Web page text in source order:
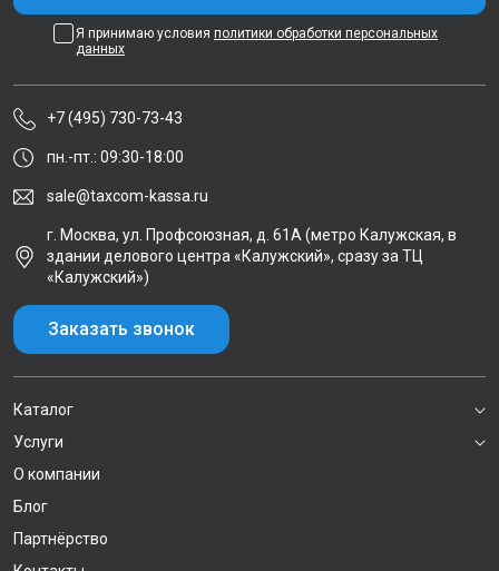
Я принимаю условия политики обработки персональных
данных
+7 (495) 730-73-43
пн.-пт.: 09:30-18:00
sale@taxcom-kassa.ru
г. Москва, ул. Профсоюзная, д. 61А (метро Калужская, в
здании делового центра «Калужский», сразу за ТЦ
«Калужский»)
Заказать звонок
Каталог
Услуги
О компании
Блог
Партнёрство